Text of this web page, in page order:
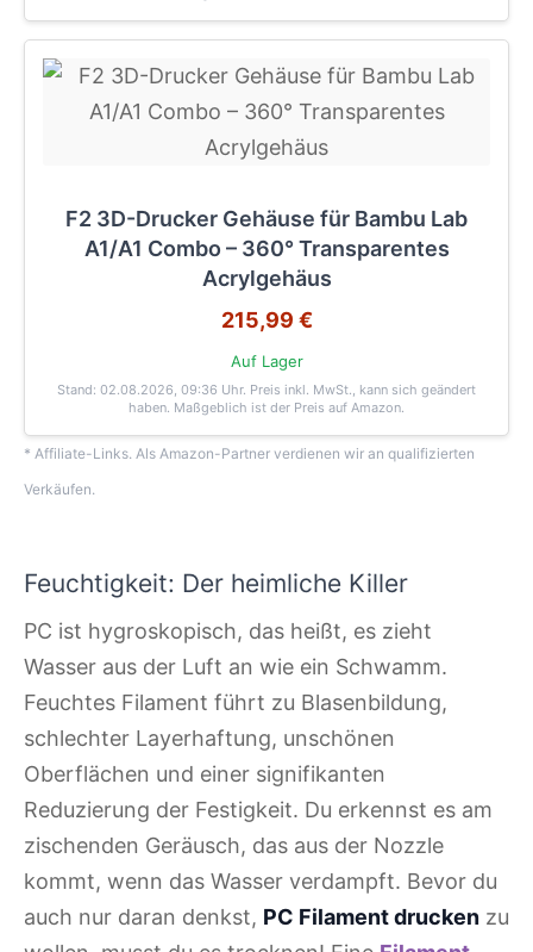
F2 3D-Drucker Gehäuse für Bambu Lab
A1/A1 Combo – 360° Transparentes
Acrylgehäus
215,99 €
Auf Lager
Stand: 02.08.2026, 09:36 Uhr. Preis inkl. MwSt., kann sich geändert
haben. Maßgeblich ist der Preis auf Amazon.
* Affiliate-Links. Als Amazon-Partner verdienen wir an qualifizierten
Verkäufen.
Feuchtigkeit: Der heimliche Killer
PC ist hygroskopisch, das heißt, es zieht
Wasser aus der Luft an wie ein Schwamm.
Feuchtes Filament führt zu Blasenbildung,
schlechter Layerhaftung, unschönen
Oberflächen und einer signifikanten
Reduzierung der Festigkeit. Du erkennst es am
zischenden Geräusch, das aus der Nozzle
kommt, wenn das Wasser verdampft. Bevor du
auch nur daran denkst, PC Filament drucken zu